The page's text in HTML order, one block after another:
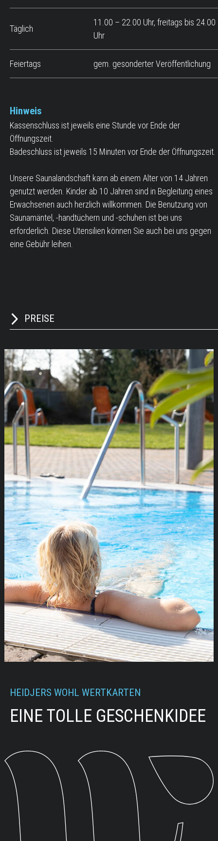
Täglich
11.00 – 22.00 Uhr, freitags bis 24.00
Uhr
Feiertags gem. gesonderter Veröffentlichung
Hinweis
Kassenschluss ist jeweils eine Stunde vor Ende der
Öffnungszeit.
Badeschluss ist jeweils 15 Minuten vor Ende der Öffnungszeit.
Unsere Saunalandschaft kann ab einem Alter von 14 Jahren
genutzt werden. Kinder ab 10 Jahren sind in Begleitung eines
Erwachsenen auch herzlich willkommen. Die Benutzung von
Saunamäntel, -handtüchern und -schuhen ist bei uns
erforderlich. Diese Utensilien können Sie auch bei uns gegen
eine Gebühr leihen.
PREISE
HEIDJERS WOHL WERTKARTEN
EINE TOLLE GESCHENKIDEE